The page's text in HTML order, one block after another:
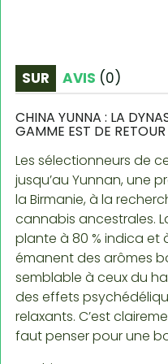
SUR AVIS (0)
CHINA YUNNA : LA
GAMME EST DE RETOUR
Les sélectionneurs de
jusqu’au Yunnan, une
la Birmanie, à la
cannabis ancestrales.
plante à 80 % indica et
émanent des arômes
semblable à ceux du
des effets
relaxants. C’est
faut penser pour une